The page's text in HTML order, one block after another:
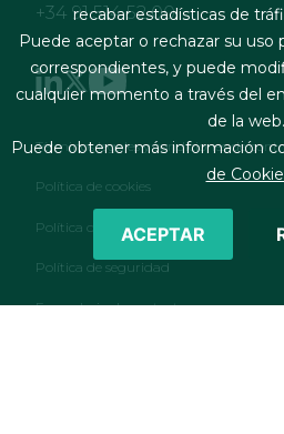
+34 91 514 52 00
Footer menu
Términos legales y condiciones de
Política de cookies
Política de privacidad
Política de seguridad
Formulario de contacto
recabar estadísticas de
Puede aceptar o rechazar su uso
correspondientes, y puede
cualquier momento a través del
de la web.
Puede obtener más información
de
ACEPTAR